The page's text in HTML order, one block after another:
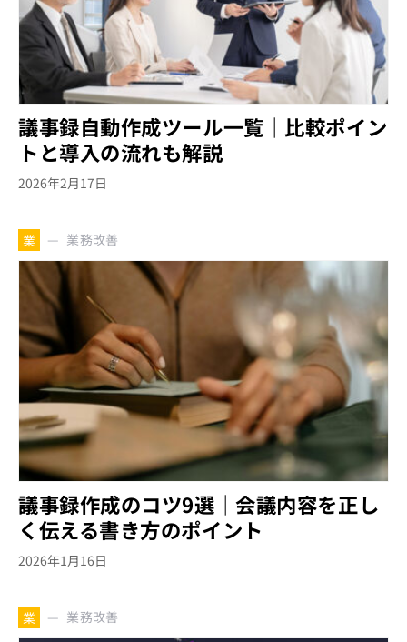
議事録自動作成ツール一覧｜比較ポイン
トと導入の流れも解説
2026年2月17日
業 業務改善
議事録作成のコツ9選｜会議内容を正し
く伝える書き方のポイント
2026年1月16日
業 業務改善